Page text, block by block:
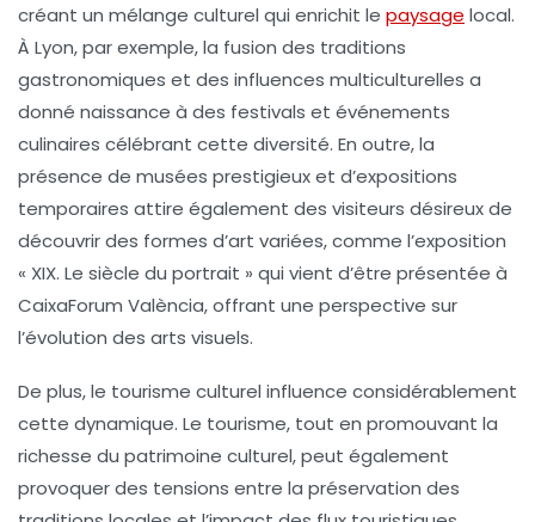
créant un mélange culturel qui enrichit le paysage local.
À Lyon, par exemple, la fusion des traditions
gastronomiques et des influences multiculturelles a
donné naissance à des festivals et événements
culinaires célébrant cette diversité. En outre, la
présence de musées prestigieux et d’expositions
temporaires attire également des visiteurs désireux de
découvrir des formes d’art variées, comme l’exposition
« XIX. Le siècle du portrait » qui vient d’être présentée à
CaixaForum València, offrant une perspective sur
l’évolution des arts visuels.
De plus, le tourisme culturel influence considérablement
cette dynamique. Le tourisme, tout en promouvant la
richesse du patrimoine culturel, peut également
provoquer des tensions entre la préservation des